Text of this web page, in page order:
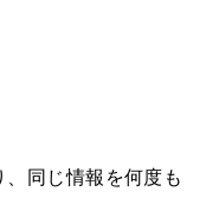
、同じ情報を何度も